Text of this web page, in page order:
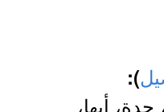
):
أبها،